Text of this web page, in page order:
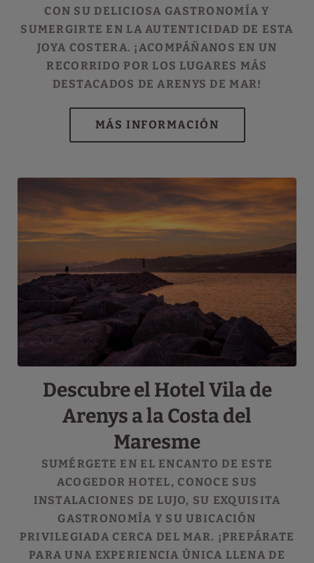
CON SU DELICIOSA GASTRONOMÍA Y
SUMERGIRTE EN LA AUTENTICIDAD DE ESTA
JOYA COSTERA. ¡ACOMPÁÑANOS EN UN
RECORRIDO POR LOS LUGARES MÁS
DESTACADOS DE ARENYS DE MAR!
Descubre el Hotel Vila de
Arenys a la Costa del
Maresme
SUMÉRGETE EN EL ENCANTO DE ESTE
ACOGEDOR HOTEL, CONOCE SUS
INSTALACIONES DE LUJO, SU EXQUISITA
GASTRONOMÍA Y SU UBICACIÓN
PRIVILEGIADA CERCA DEL MAR. ¡PREPÁRATE
PARA UNA EXPERIENCIA ÚNICA LLENA DE